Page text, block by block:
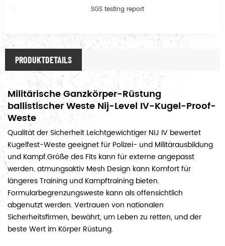
:
SGS testing report
PRODUKTDETAILS
Militärische Ganzkörper-Rüstung
ballistischer Weste Nij-Level IV-Kugel-Proof-
Weste
Qualität der Sicherheit Leichtgewichtiger NIJ IV bewertet
Kugelfest-Weste geeignet für Polizei- und Militärausbildung
und Kampf.Größe des Fits kann für externe angepasst
werden. atmungsaktiv Mesh Design kann Komfort für
längeres Training und Kampftraining bieten.
Formularbegrenzungsweste kann als offensichtlich
abgenutzt werden. Vertrauen von nationalen
Sicherheitsfirmen, bewährt, um Leben zu retten, und der
beste Wert im Körper Rüstung.